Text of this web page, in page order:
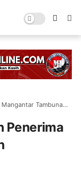
Mangantar Tambunan Penerima Ilham Relief Bangunan Tugu/Makam Raja Silahisabungan
Penerima